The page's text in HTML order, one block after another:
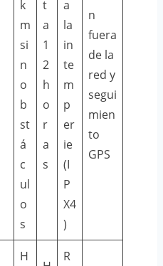
k
m
si
n
o
b
st
á
c
ul
o
s
t
a
1
2
h
o
r
a
s
a
la
in
te
m
p
er
ie
(I
P
X4
)
n
fuera
de la
red y
segui
mien
to
GPS
H R